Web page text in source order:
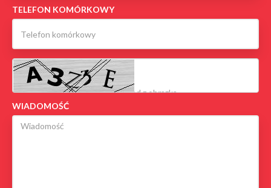
TELEFON KOMÓRKOWY
WIADOMOŚĆ